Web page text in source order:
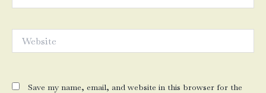
Save my name, email, and website in this browser for the